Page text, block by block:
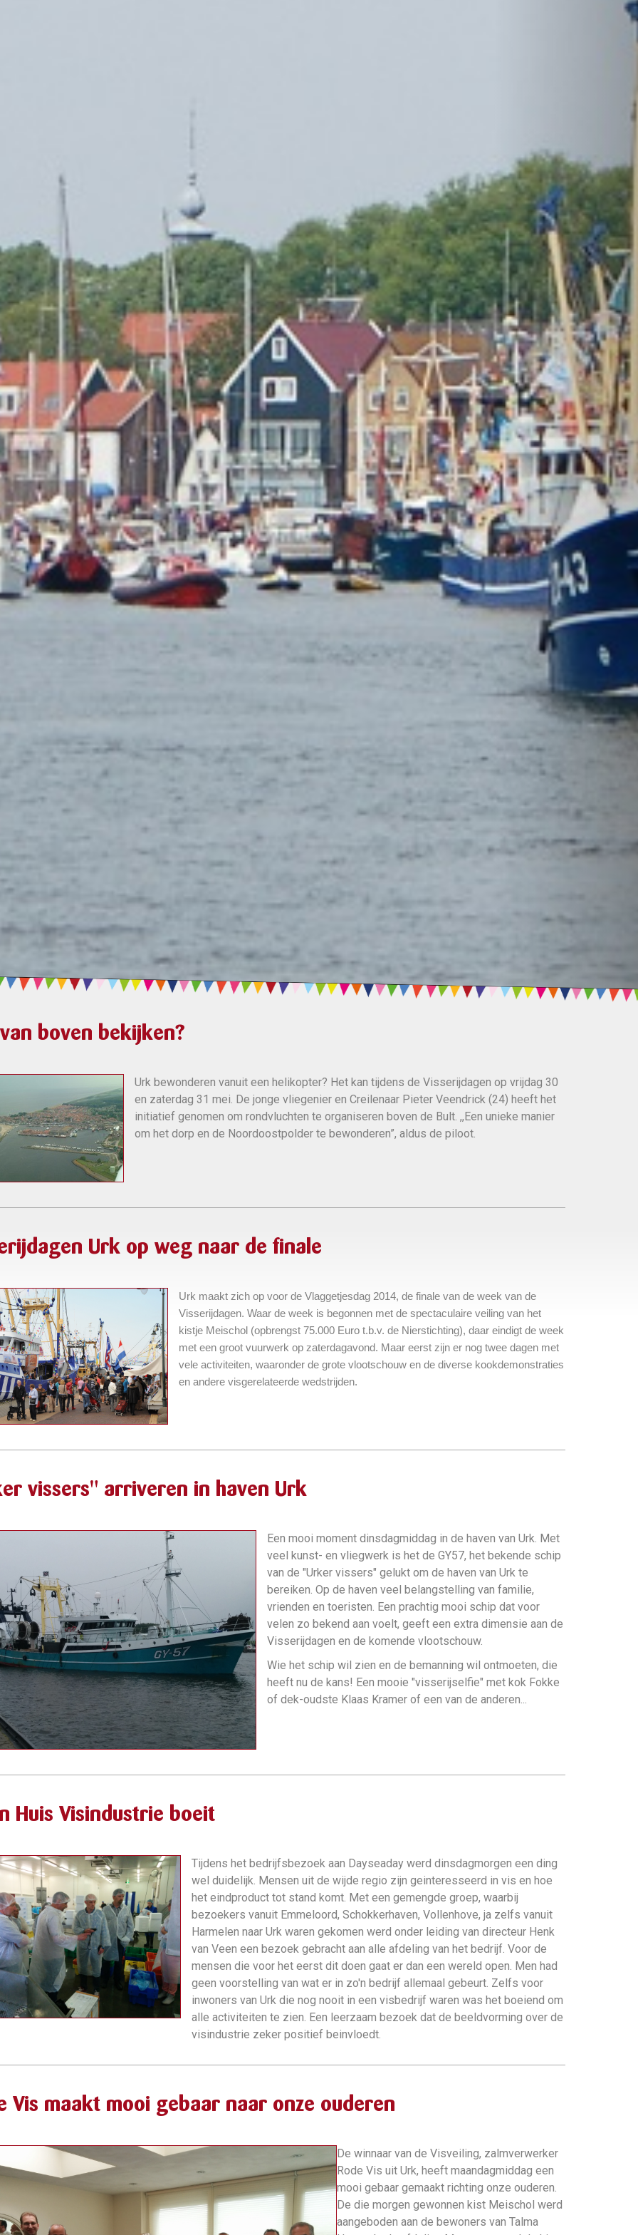
boven bekijken?
Urk bewonderen vanuit een helikopter? Het kan tijdens de Visserijdagen op vrijdag 30
en zaterdag 31 mei. De jonge vliegenier en Creilenaar Pieter Veendrick (24) heeft het
initiatief genomen om rondvluchten te organiseren boven de Bult. ,,Een unieke manier
om het dorp en de Noordoostpolder te bewonderen”, aldus de piloot.
Urk op weg naar de finale
Urk maakt zich op voor de Vlaggetjesdag 2014, de finale van de week van de
Visserijdagen. Waar de week is begonnen met de spectaculaire veiling van het
kistje Meischol (opbrengst 75.000 Euro t.b.v. de Nierstichting), daar eindigt de week
met een groot vuurwerk op zaterdagavond. Maar eerst zijn er nog twee dagen met
vele activiteiten, waaronder de grote vlootschouw en de diverse kookdemonstraties
en andere visgerelateerde wedstrijden.
vissers" arriveren in haven Urk
Een mooi moment dinsdagmiddag in de haven van Urk. Met
veel kunst- en vliegwerk is het de GY57, het bekende schip
van de "Urker vissers" gelukt om de haven van Urk te
bereiken. Op de haven veel belangstelling van familie,
vrienden en toeristen. Een prachtig mooi schip dat voor
velen zo bekend aan voelt, geeft een extra dimensie aan de
Visserijdagen en de komende vlootschouw.
Wie het schip wil zien en de bemanning wil ontmoeten, die
heeft nu de kans! Een mooie "visserijselfie" met kok Fokke
of dek-oudste Klaas Kramer of een van de anderen...
Huis Visindustrie boeit
Tijdens het bedrijfsbezoek aan Dayseaday werd dinsdagmorgen een ding
wel duidelijk. Mensen uit de wijde regio zijn geinteresseerd in vis en hoe
het eindproduct tot stand komt. Met een gemengde groep, waarbij
bezoekers vanuit Emmeloord, Schokkerhaven, Vollenhove, ja zelfs vanuit
Harmelen naar Urk waren gekomen werd onder leiding van directeur Henk
van Veen een bezoek gebracht aan alle afdeling van het bedrijf. Voor de
mensen die voor het eerst dit doen gaat er dan een wereld open. Men had
geen voorstelling van wat er in zo'n bedrijf allemaal gebeurt. Zelfs voor
inwoners van Urk die nog nooit in een visbedrijf waren was het boeiend om
alle activiteiten te zien. Een leerzaam bezoek dat de beeldvorming over de
visindustrie zeker positief beinvloedt.
Vis maakt mooi gebaar naar onze ouderen
De winnaar van de Visveiling, zalmverwerker
Rode Vis uit Urk, heeft maandagmiddag een
mooi gebaar gemaakt richting onze ouderen.
De die morgen gewonnen kist Meischol werd
aangeboden aan de bewoners van Talma